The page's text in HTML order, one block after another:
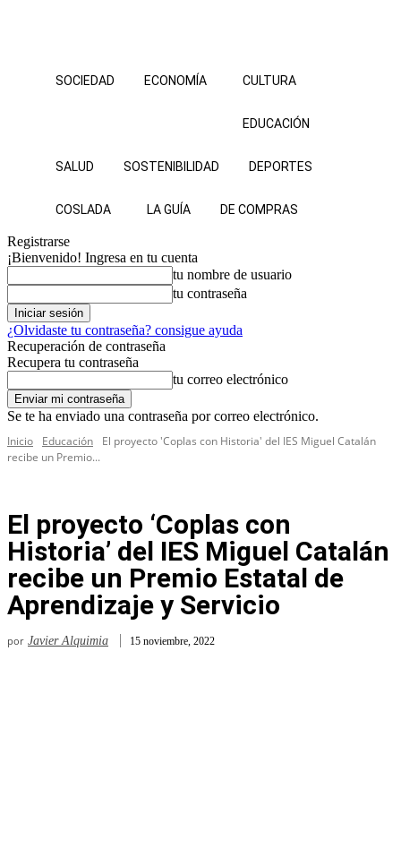
SOCIEDAD ECONOMÍA CULTURA
EDUCACIÓN
SALUD SOSTENIBILIDAD DEPORTES
COSLADA LA GUÍA DE COMPRAS
Registrarse
¡Bienvenido! Ingresa en tu cuenta
tu nombre de usuario
tu contraseña
¿Olvidaste tu contraseña? consigue ayuda
Recuperación de contraseña
Recupera tu contraseña
tu correo electrónico
Se te ha enviado una contraseña por correo electrónico.
Inicio
Educación
El proyecto 'Coplas con Historia' del IES Miguel Catalán
recibe un Premio...
El proyecto ‘Coplas con
Historia’ del IES Miguel Catalán
recibe un Premio Estatal de
Aprendizaje y Servicio
por Javier Alquimia 15 noviembre, 2022